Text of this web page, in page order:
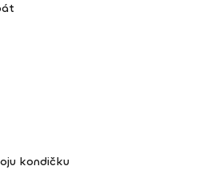
kondičku